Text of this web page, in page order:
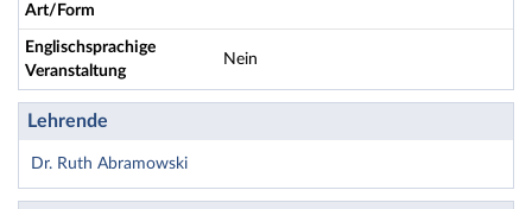
Art/Form
Englischsprachige
Veranstaltung
Nein
Lehrende
Dr. Ruth Abramowski